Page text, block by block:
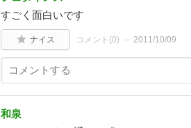
すごく面白いです
ナイス コメント(0) 2011/10/09
和泉